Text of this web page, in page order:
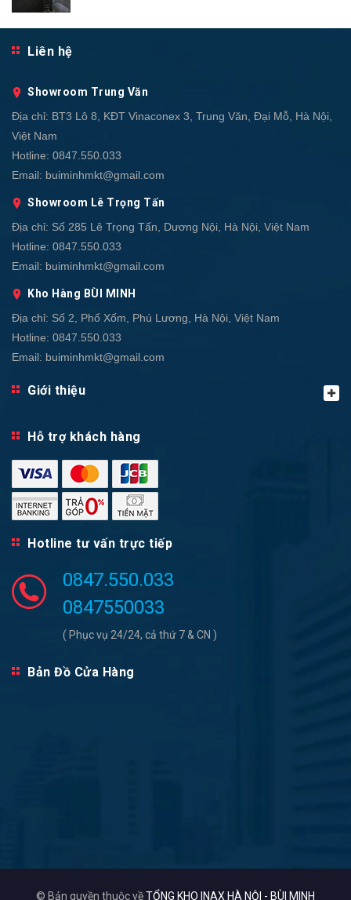
Liên hệ
Showroom Trung Văn
Địa chỉ: BT3 Lô 8, KĐT Vinaconex 3, Trung Văn, Đại Mỗ, Hà Nội,
Việt Nam
Hotline: 0847.550.033
Email: buiminhmkt@gmail.com
Showroom Lê Trọng Tấn
Địa chỉ: Số 285 Lê Trọng Tấn, Dương Nội, Hà Nội, Việt Nam
Hotline: 0847.550.033
Email: buiminhmkt@gmail.com
Kho Hàng BÙI MINH
Địa chỉ: Số 2, Phố Xốm, Phú Lương, Hà Nội, Việt Nam
Hotline: 0847.550.033
Email: buiminhmkt@gmail.com
Giới thiệu
Hỗ trợ khách hàng
Hotline tư vấn trực tiếp
0847.550.033
0847550033
( Phục vụ 24/24, cả thứ 7 & CN )
Bản Đồ Cửa Hàng
© Bản quyền thuộc vềTỔNG KHO INAX HÀ NỘI - BÙI MINH